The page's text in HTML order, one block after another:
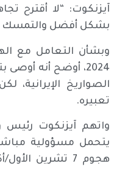
آيزنكوت: “لا أقترح
بشكل أفضل والتمسك
وبشأن التعامل مع
2024، أوضح أنه
الصواريخ الإيرانية،
تعبيره.
واتهم آيزنكوت رئيس
يتحمل مسؤولية